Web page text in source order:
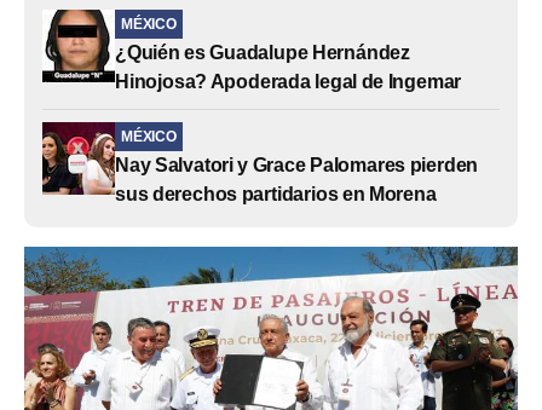
MÉXICO
¿Quién es Guadalupe Hernández
Hinojosa? Apoderada legal de Ingemar
MÉXICO
Nay Salvatori y Grace Palomares pierden
sus derechos partidarios en Morena